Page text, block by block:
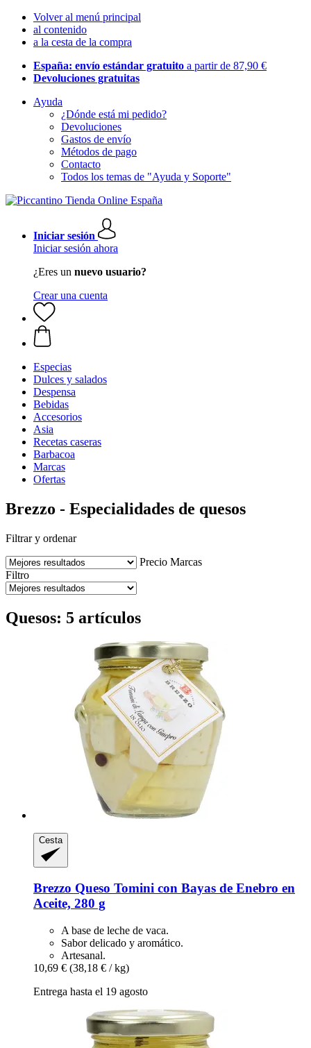
Volver al menú principal
al contenido
a la cesta de la compra
España: envío estándar gratuito a partir de 87,90 €
Devoluciones gratuitas
Ayuda
¿Dónde está mi pedido?
Devoluciones
Gastos de envío
Métodos de pago
Contacto
Todos los temas de "Ayuda y Soporte"
Iniciar sesión
Iniciar sesión ahora
¿Eres un nuevo usuario?
Crear una cuenta
Especias
Dulces y salados
Despensa
Bebidas
Accesorios
Asia
Recetas caseras
Barbacoa
Marcas
Ofertas
Brezzo - Especialidades de quesos
Filtrar y ordenar
Precio Marcas
Filtro
Quesos: 5 artículos
Cesta
Brezzo Queso Tomini con Bayas de Enebro en
Aceite, 280 g
A base de leche de vaca.
Sabor delicado y aromático.
Artesanal.
10,69 € (38,18 € / kg)
Entrega hasta el 19 agosto